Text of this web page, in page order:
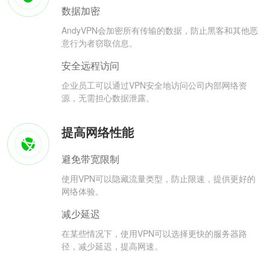
数据加密
AndyVPN会加密所有传输的数据，防止黑客和其他恶
意行为者窃取信息。
安全远程访问
企业员工可以通过VPN安全地访问公司内部网络资
源，无需担心数据泄露。
提高网络性能
避免带宽限制
使用VPN可以隐藏流量类型，防止限速，提供更好的
网络体验。
减少延迟
在某些情况下，使用VPN可以选择更快的服务器路
径，减少延迟，提高网速。